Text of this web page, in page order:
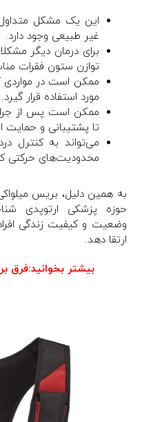
این یک مشکل
غیر طبیعی وجود دارد.
برای درمان دیگر
توازن ستون فقرات
ممکن است در
مورد استفاده قرار گیرد.
ممکن است پس از
تا پشتیبانی و حمایت
می‌تواند به کنترل
محدودیت‌های حرکتی
به همین دلیل، بریس
حوزه پزشکی ارتوپدی
وضعیت و کیفیت زندگی
ارتقا دهد.
بیشتر بخوانید:فرق